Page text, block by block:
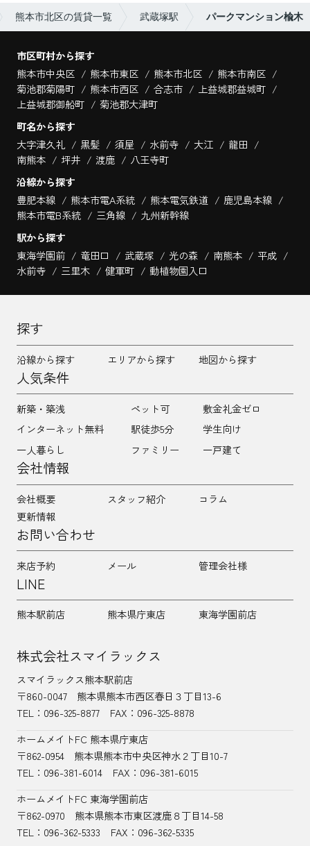
熊本市北区の賃貸一覧 武蔵塚駅 パークマンション楡木
市区町村から探す
熊本市中央区
熊本市東区 熊本市北区
熊本市南区
菊池郡菊陽町
熊本市西区 合志市
上益城郡益城町
上益城郡御船町
菊池郡大津町
町名から探す
大字津久礼
黒髪 須屋 水前寺 大江
龍田
南熊本
坪井 渡鹿
八王寺町
沿線から探す
豊肥本線
熊本市電A系統 熊本電気鉄道
鹿児島本線
熊本市電B系統
三角線
九州新幹線
駅から探す
東海学園前
竜田口 武蔵塚 光の森 南熊本
平成
水前寺
三里木 健軍町 動植物園入口
探す
沿線から探す エリアから探す 地図から探す
人気条件
新築・築浅 ペット可
敷金礼金ゼロ
インターネット無料
駅徒歩5分
学生向け
一人暮らし
ファミリー 一戸建て
会社情報
会社概要 スタッフ紹介
コラム
更新情報
お問い合わせ
来店予約 メール 管理会社様
LINE
熊本駅前店 熊本県庁東店 東海学園前店
株式会社スマイラックス
スマイラックス熊本駅前店
〒860-0047
熊本県熊本市西区春日３丁目13-6
TEL： 096-325-8877
FAX：096-325-8878
ホームメイトFC 熊本県庁東店
〒862-0954
熊本県熊本市中央区神水２丁目10-7
TEL：096-381-6014
FAX：096-381-6015
ホームメイトFC 東海学園前店
〒862-0970
熊本県熊本市東区渡鹿８丁目14-58
TEL： 096-362-5333 FAX：096-362-5335